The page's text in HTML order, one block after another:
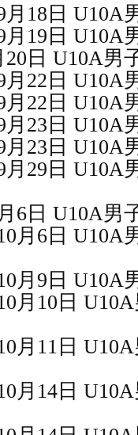
月18日 U10A
月19日 U10A
20日 U10A男
月22日 U10A
月22日 U10A
月23日 U10A
月23日 U10A
月29日 U10A
6日 U10A男
月6日 U10A
月9日 U10A
月10日
月11日
月14日